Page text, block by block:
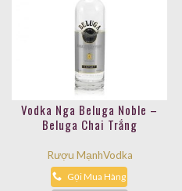
Vodka Nga Beluga Noble –
Beluga Chai Trắng
Rượu MạnhVodka
Gọi Mua Hàng